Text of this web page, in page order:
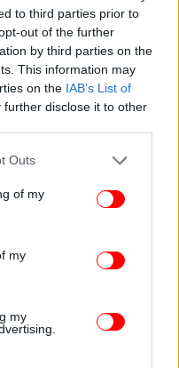
to third parties prior to
out of the further
by third parties on the
This information may
on the IAB’s List of
further disclose it to other
one or more Google
You may click to
its third-party tags to
in below Google
Outs
of my
my
my
Baxendale & Tom
& Rob Lee
Mansbridge (Buster,
(Buster, 1990)
Lacey (Whoopee,
(Buster, 1991)
(Buster, 1982)
Metcalfe (Buster,
1982)
1976)